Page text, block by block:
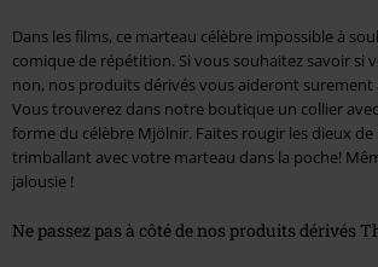
Dans les films, ce marteau célèbre impossible à
comique de répétition. Si vous souhaitez savoir si
non, nos produits dérivés vous aideront surement
Vous trouverez dans notre boutique un collier
forme du célèbre Mjölnir. Faites rougir les dieux
trimballant avec votre marteau dans la poche!
jalousie !
Ne passez pas à côté de nos produits dérivés